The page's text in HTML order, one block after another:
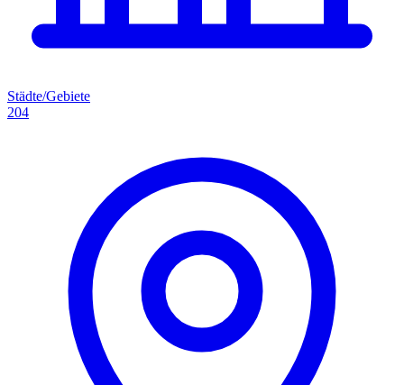
Städte/Gebiete
204